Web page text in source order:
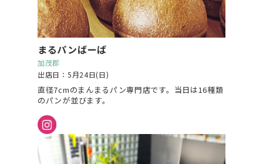
まるパンばーば
加茂郡
出店日：5月24日(日)
直径7cmのまんまるパン専門店です。当日は16種類
のパンが並びます。